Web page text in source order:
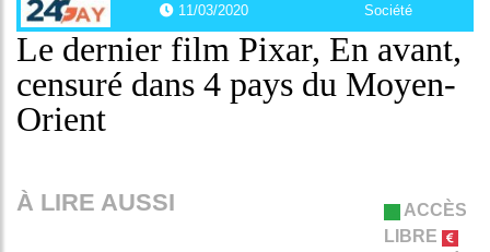
11/03/2020 Société
Le dernier film Pixar, En avant,
censuré dans 4 pays du Moyen-
Orient
À LIRE AUSSI
ACCÈS
LIBRE